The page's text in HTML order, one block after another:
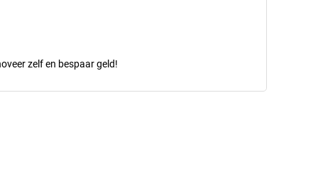
zelf en bespaar geld!